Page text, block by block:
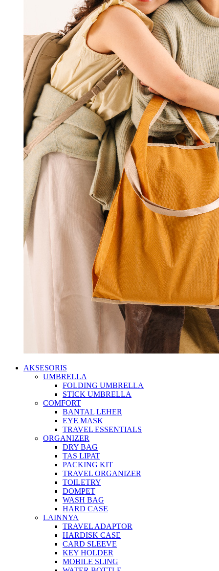
AKSESORIS
UMBRELLA
FOLDING UMBRELLA
STICK UMBRELLA
COMFORT
BANTAL LEHER
EYE MASK
TRAVEL ESSENTIALS
ORGANIZER
DRY BAG
TAS LIPAT
PACKING KIT
TRAVEL ORGANIZER
TOILETRY
DOMPET
WASH BAG
HARD CASE
LAINNYA
TRAVEL ADAPTOR
HARDISK CASE
CARD SLEEVE
KEY HOLDER
MOBILE SLING